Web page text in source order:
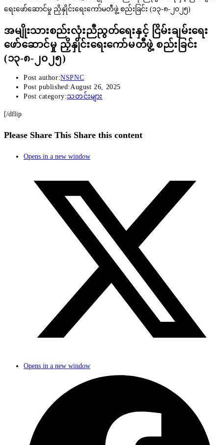
အမျိုးသားစည်းလုံးညီညွတ်ရေးနှင့် ငြိမ်းချမ်းရေး
ဖော်ဆောင်မှု ညှိနှိုင်းရေးကော်မတီဖွဲ့ စည်းခြင်း
(၁၃-၈-၂၀၂၅)
Post author:NSPNC
Post published:August 26, 2025
Post category:သတင်းများ
[/dflip
Please Share This Share this content
Opens in a new window
Opens in a new window